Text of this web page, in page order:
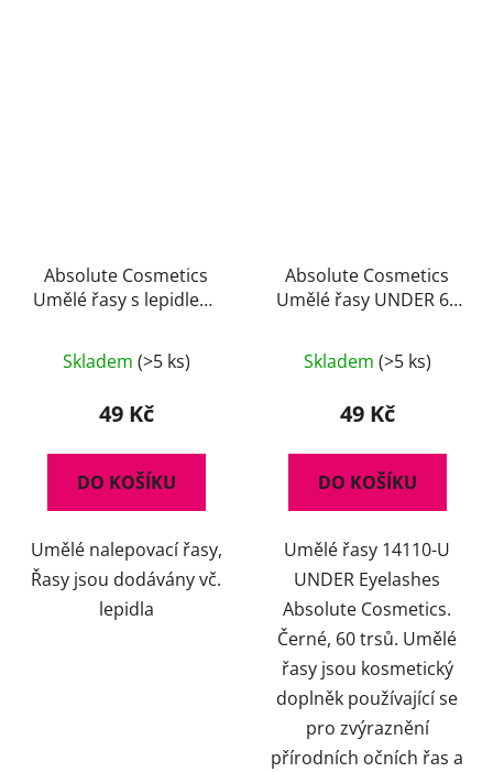
Absolute Cosmetics
Umělé řasy s lepidlem,
Skladem (>5 ks)
49 Kč
DO KOŠÍKU
Umělé nalepovací řasy,
Řasy jsou dodávány vč.
lepidla
Absolute Cosmetics
Umělé řasy UNDER 60
Skladem (>5 ks)
49 Kč
DO KOŠÍKU
Umělé řasy 14110-U
UNDER Eyelashes
Absolute Cosmetics.
Černé, 60 trsů. Umělé
řasy jsou kosmetický
doplněk používající se
pro zvýraznění
přírodních očních řas a